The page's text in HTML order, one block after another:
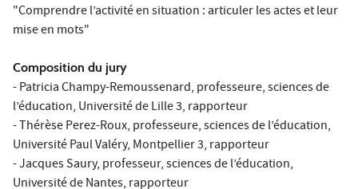
"Comprendre l’activité en situation : articuler les actes et leur
mise en mots"
Composition du jury
- Patricia Champy-Remoussenard, professeure, sciences de
l’éducation, Université de Lille 3, rapporteur
- Thérèse Perez-Roux, professeure, sciences de l’éducation,
Université Paul Valéry, Montpellier 3, rapporteur
- Jacques Saury, professeur, sciences de l’éducation,
Université de Nantes, rapporteur